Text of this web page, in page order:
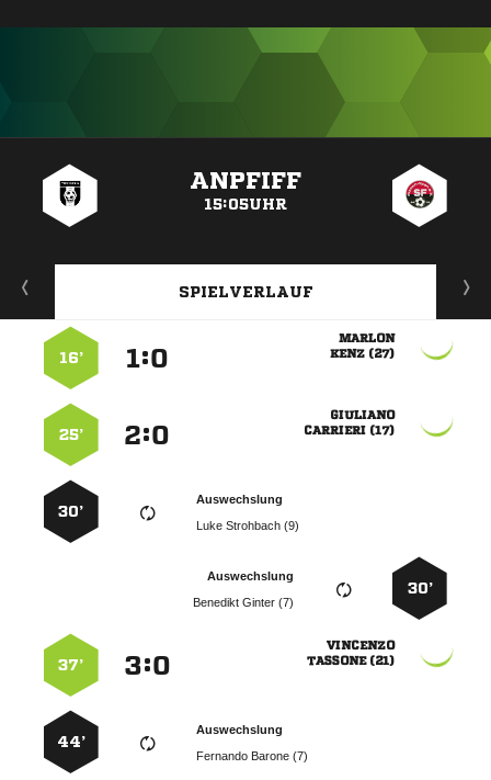
ANPFIFF
15:05UHR
SPIELVERLAUF

 
:
16’

 
:
25’
Auswechslung
  
30’
30’
Auswechslung
  

 
:
37’
Auswechslung
  
44’